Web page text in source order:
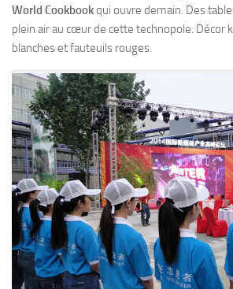
World Cookbookqui ouvre demain. Des
plein air au cœur de cette technopole. Décor
blanches et fauteuils rouges.